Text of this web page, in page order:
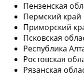
Пензенская
Пермский край
Приморский
Псковская
Республика
Ростовская
Рязанская